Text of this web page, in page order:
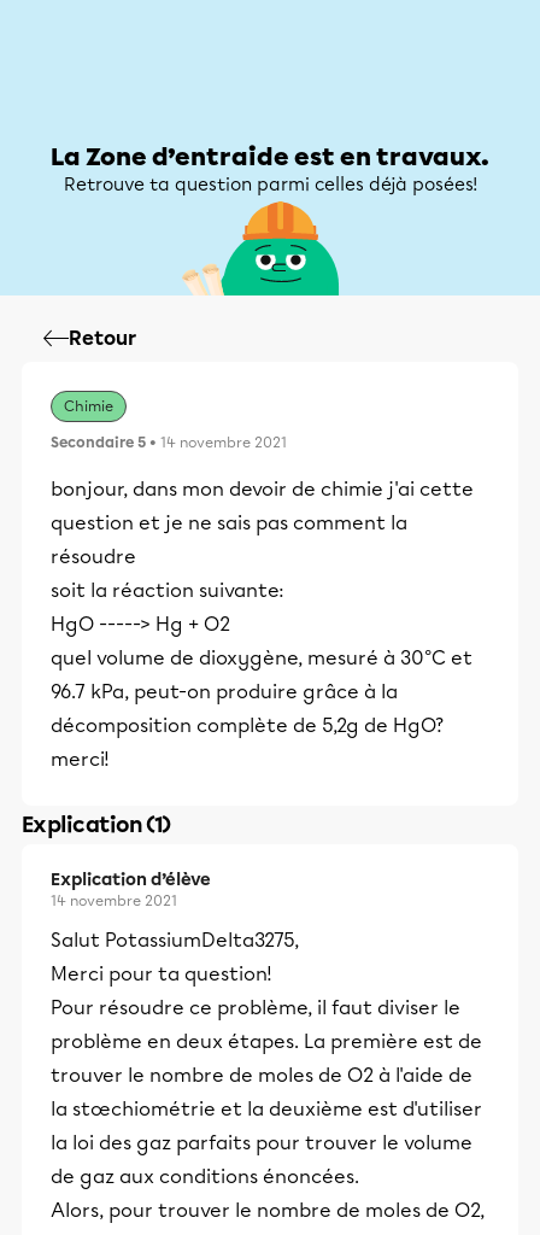
La Zone d’entraide est en travaux.
Retrouve ta question parmi celles déjà posées!
Retour
Chimie
Secondaire 5 • 14 novembre 2021
bonjour, dans mon devoir de chimie j'ai cette
question et je ne sais pas comment la
résoudre
soit la réaction suivante:
HgO -----> Hg + O2
quel volume de dioxygène, mesuré à 30°C et
96.7 kPa, peut-on produire grâce à la
décomposition complète de 5,2g de HgO?
merci!
Explication (1)
Explication d’élève
14 novembre 2021
Salut PotassiumDelta3275,
Merci pour ta question!
Pour résoudre ce problème, il faut diviser le
problème en deux étapes. La première est de
trouver le nombre de moles de O2 à l'aide de
la stœchiométrie et la deuxième est d'utiliser
la loi des gaz parfaits pour trouver le volume
de gaz aux conditions énoncées.
Alors, pour trouver le nombre de moles de O2,